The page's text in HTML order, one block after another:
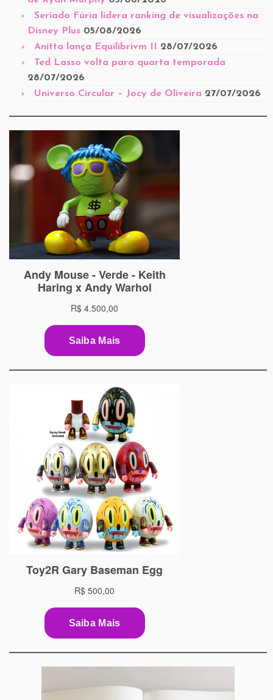
Seriado Fúria lidera ranking de visualizações na
Disney Plus 05/08/2026
Anitta lança Equilibrivm II 28/07/2026
Ted Lasso volta para quarta temporada
28/07/2026
Universo Circular – Jocy de Oliveira 27/07/2026